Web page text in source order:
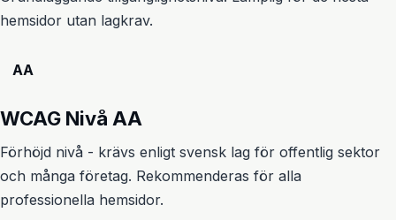
hemsidor utan lagkrav.
AA
WCAG Nivå AA
Förhöjd nivå - krävs enligt svensk lag för offentlig sektor
och många företag. Rekommenderas för alla
professionella hemsidor.